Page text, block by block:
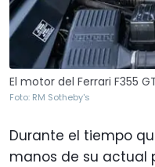
El motor del Ferrari F355
Foto: RM Sotheby's
Durante el tiempo
manos de su actual